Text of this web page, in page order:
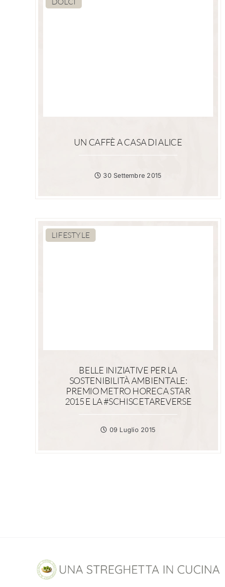
UN CAFFÈ A CASA DI ALICE
30 Settembre 2015
LIFESTYLE
BELLE INIZIATIVE PER LA
SOSTENIBILITÀ AMBIENTALE:
PREMIO METRO HORECA STAR
2015 E LA #SCHISCETAREVERSE
09 Luglio 2015